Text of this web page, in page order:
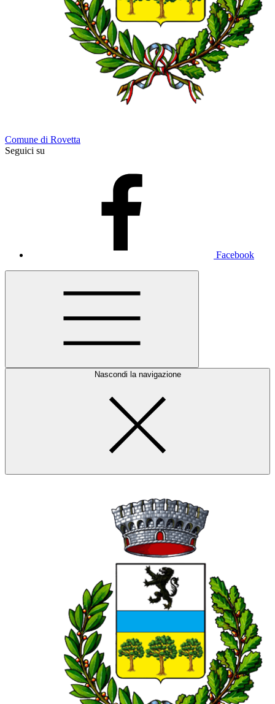
Comune di Rovetta
Seguici su
Facebook
Nascondi la navigazione